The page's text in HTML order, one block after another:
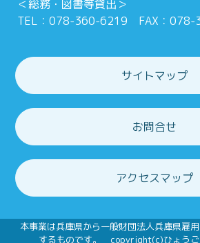
＜総務・図書等貸出＞
TEL：078-360-6219 FAX：078-
サイトマップ
お問合せ
アクセスマップ
本事業は兵庫県から一般財団法人兵庫県雇
するものです。 copyright(c)ひょうご